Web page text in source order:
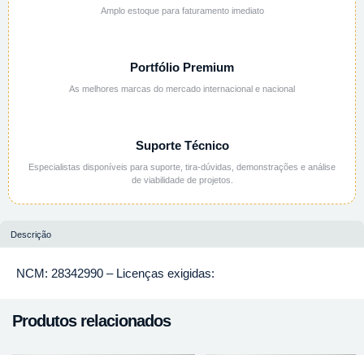
Amplo estoque para faturamento imediato
Portfólio Premium
As melhores marcas do mercado internacional e nacional
Suporte Técnico
Especialistas disponíveis para suporte, tira-dúvidas, demonstrações e análise
de viabilidade de projetos.
Descrição
NCM: 28342990 – Licenças exigidas:
Produtos relacionados